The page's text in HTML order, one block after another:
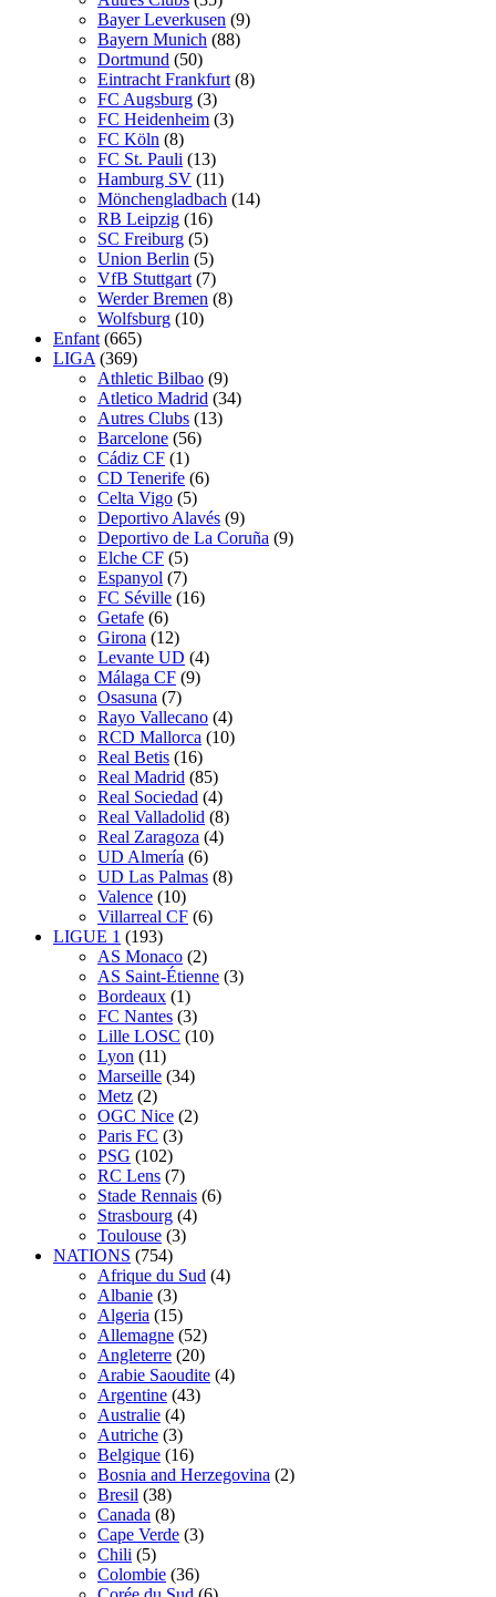
Bayer Leverkusen (9)
Bayern Munich (88)
Dortmund (50)
Eintracht Frankfurt (8)
FC Augsburg (3)
FC Heidenheim (3)
FC Köln (8)
FC St. Pauli (13)
Hamburg SV (11)
Mönchengladbach (14)
RB Leipzig (16)
SC Freiburg (5)
Union Berlin (5)
VfB Stuttgart (7)
Werder Bremen (8)
Wolfsburg (10)
Enfant (665)
LIGA (369)
Athletic Bilbao (9)
Atletico Madrid (34)
Autres Clubs (13)
Barcelone (56)
Cádiz CF (1)
CD Tenerife (6)
Celta Vigo (5)
Deportivo Alavés (9)
Deportivo de La Coruña (9)
Elche CF (5)
Espanyol (7)
FC Séville (16)
Getafe (6)
Girona (12)
Levante UD (4)
Málaga CF (9)
Osasuna (7)
Rayo Vallecano (4)
RCD Mallorca (10)
Real Betis (16)
Real Madrid (85)
Real Sociedad (4)
Real Valladolid (8)
Real Zaragoza (4)
UD Almería (6)
UD Las Palmas (8)
Valence (10)
Villarreal CF (6)
LIGUE 1 (193)
AS Monaco (2)
AS Saint-Étienne (3)
Bordeaux (1)
FC Nantes (3)
Lille LOSC (10)
Lyon (11)
Marseille (34)
Metz (2)
OGC Nice (2)
Paris FC (3)
PSG (102)
RC Lens (7)
Stade Rennais (6)
Strasbourg (4)
Toulouse (3)
NATIONS (754)
Afrique du Sud (4)
Albanie (3)
Algeria (15)
Allemagne (52)
Angleterre (20)
Arabie Saoudite (4)
Argentine (43)
Australie (4)
Autriche (3)
Belgique (16)
Bosnia and Herzegovina (2)
Bresil (38)
Canada (8)
Cape Verde (3)
Chili (5)
Colombie (36)